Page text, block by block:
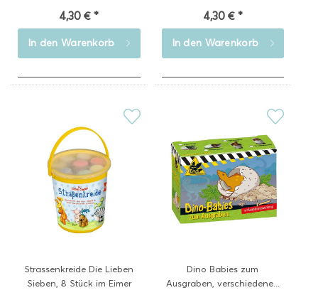
4,30 € *
In den Warenkorb
4,30 € *
In den Warenkorb
Strassenkreide Die Lieben
Sieben, 8 Stück im Eimer
Dino Babies zum
Ausgraben, verschiedene...